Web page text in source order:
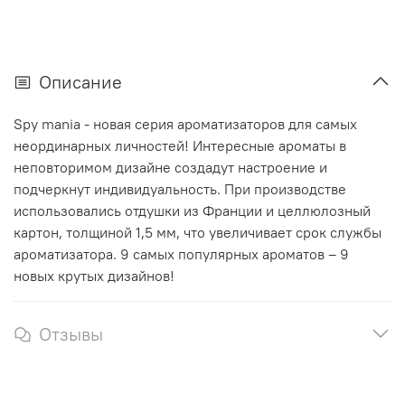
Описание
Spy mania - новая серия ароматизаторов для самых
неординарных личностей! Интересные ароматы в
неповторимом дизайне создадут настроение и
подчеркнут индивидуальность. При производстве
использовались отдушки из Франции и целлюлозный
картон, толщиной 1,5 мм, что увеличивает срок службы
ароматизатора. 9 самых популярных ароматов – 9
новых крутых дизайнов!
Отзывы